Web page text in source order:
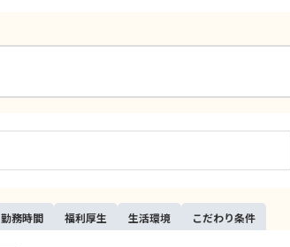
勤務時間 福利厚生 生活環境 こだわり条件